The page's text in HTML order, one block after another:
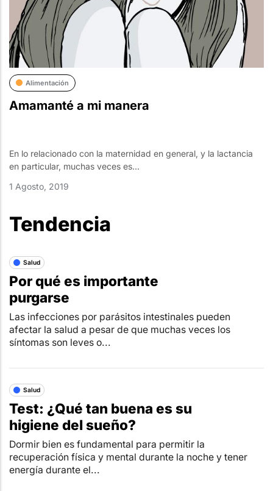
Alimentación
Amamanté a mi manera
En lo relacionado con la maternidad en general, y la lactancia
en particular, muchas veces es...
1 Agosto, 2019
Tendencia
Salud
Por qué es importante
purgarse
Las infecciones por parásitos intestinales pueden
afectar la salud a pesar de que muchas veces los
síntomas son leves o...
Salud
Test: ¿Qué tan buena es su
higiene del sueño?
Dormir bien es fundamental para permitir la
recuperación física y mental durante la noche y tener
energía durante el...